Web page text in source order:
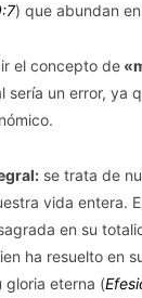
) que abundan
el concepto de
sería un error, ya
se trata de
vida entera.
en su
ha resuelto en
gloria eterna (